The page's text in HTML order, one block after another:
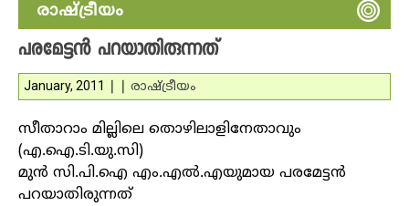
രാഷ്ട്രീയം
പരമേട്ടന്‍ പറയാതിരുന്നത്‌
January, 2011 രാഷ്ട്രീയം
സീതാറാം മില്ലിലെ തൊഴിലാളിനേതാവും
(എ.ഐ.ടി.യു.സി)
മുന്‍ സി.പി.ഐ എം.എല്‍.എയുമായ പരമേട്ടന്‍
പറയാതിരുന്നത്‌